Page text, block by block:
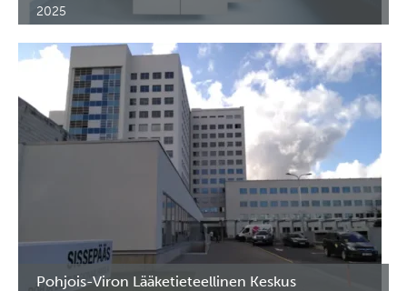
2025
Lääkekaapit toimenpidehuoneeseen ja
tehohoitohuoneeseen. Tallinna, Viro.
Pohjois-Viron Lääketieteellinen Keskus